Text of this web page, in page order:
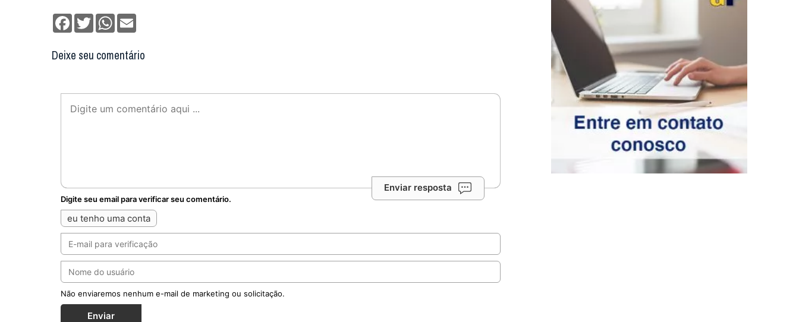
Facebook
TwitterWhatsApp
Deixe seu comentário
Enviar resposta
Digite seu email para verificar seu comentário.
eu tenho uma conta
Não enviaremos nenhum e-mail de marketing ou solicitação.
Enviar